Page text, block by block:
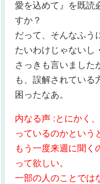
愛を込めて』を既読
すか？
だって、そんなふう
たいわけじゃないし
さっきも言いました
も、誤解されている
困ったなあ。
内なる声 :とにかく
っているのかという
もう一度来週に聞く
って欲しい。
一部の人のことでは